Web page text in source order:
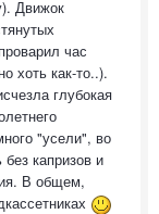
Движок
час
хоть как-то..).
глубокая
"усели", во
капризов и
В общем,